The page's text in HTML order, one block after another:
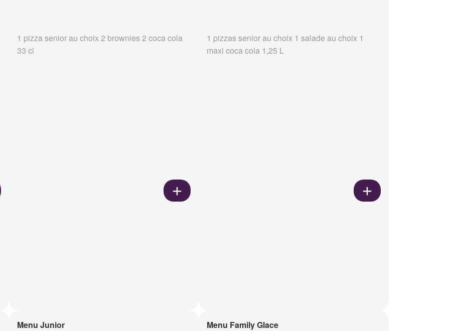
1 pizza senior au choix 2 brownies 2 coca cola
33 cl
1 pizzas senior au choix 1 salade au choix 1
maxi coca cola 1,25 L
Menu Junior Menu Family Glace